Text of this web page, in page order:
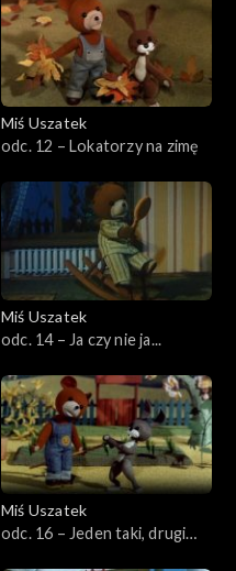
Miś Uszatek
odc. 12 – Lokatorzy na zimę
Miś Uszatek
odc. 14 – Ja czy nie ja...
Miś Uszatek
odc. 16 – Jeden taki, drugi